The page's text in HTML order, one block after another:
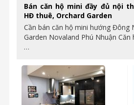
Bán căn hộ mini đầy đủ nội
HĐ thuê, Orchard Garden
Cần bán căn hộ mini hướng Đông
Garden Novaland Phú Nhuận
…